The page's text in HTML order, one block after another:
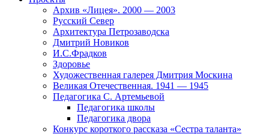
Архив «Лицея». 2000 — 2003
Русский Север
Архитектура Петрозаводска
Дмитрий Новиков
И.С.Фрадков
Здоровье
Художественная галерея Дмитрия Москина
Великая Отечественная. 1941 — 1945
Педагогика С. Артемьевой
Педагогика школы
Педагогика двора
Конкурс короткого рассказа «Сестра таланта»